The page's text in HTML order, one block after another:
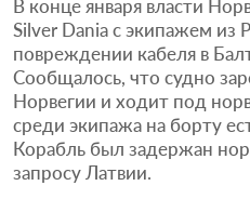
В конце января власти
Silver Dania с экипажем из
повреждении кабеля в
Сообщалось, что судно
Норвегии и ходит под
среди экипажа на борту
Корабль был задержан
запросу Латвии.